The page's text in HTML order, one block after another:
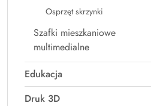
Osprzęt skrzynki
Szafki mieszkaniowe
multimedialne
Edukacja
Druk 3D